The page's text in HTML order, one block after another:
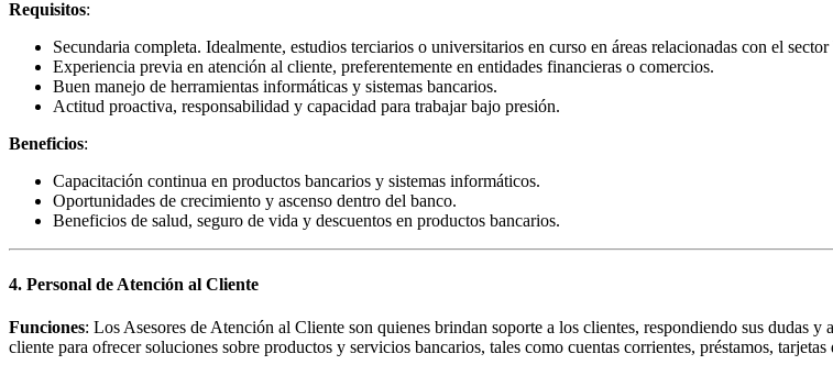
Requisitos:
Secundaria completa. Idealmente, estudios terciarios o universitarios en curso en áreas relacionadas con el sector
Experiencia previa en atención al cliente, preferentemente en entidades financieras o comercios.
Buen manejo de herramientas informáticas y sistemas bancarios.
Actitud proactiva, responsabilidad y capacidad para trabajar bajo presión.
Beneficios:
Capacitación continua en productos bancarios y sistemas informáticos.
Oportunidades de crecimiento y ascenso dentro del banco.
Beneficios de salud, seguro de vida y descuentos en productos bancarios.
4. Personal de Atención al Cliente
Funciones: Los Asesores de Atención al Cliente son quienes brindan soporte a los clientes, respondiendo sus dudas
cliente para ofrecer soluciones sobre productos y servicios bancarios, tales como cuentas corrientes, préstamos,